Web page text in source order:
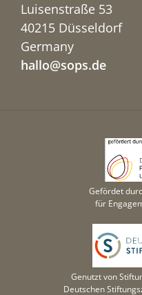
Luisenstraße 53
40215 Düsseldorf
Germany
hallo@sops.de
Gefördet
für
Genutzt von
Deutschen